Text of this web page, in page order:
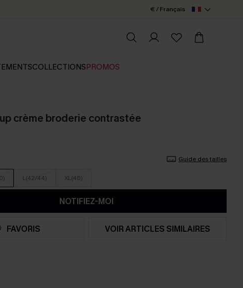
€ / Français
COLLECTIONSPROMOS
crème broderie contrastée
Guide des tailles
L(42/44) XL(46)
NOTIFIEZ-MOI
FAVORIS VOIR ARTICLES SIMILAIRES